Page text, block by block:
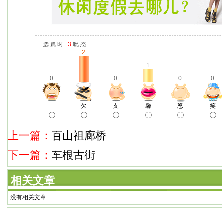
选 篇 时 : 3 吮 态
0
2
0
1
0
0
欠 支 馨 怒 笑
上一篇： 百山祖廊桥
下一篇： 车根古街
相关文章
没有相关文章